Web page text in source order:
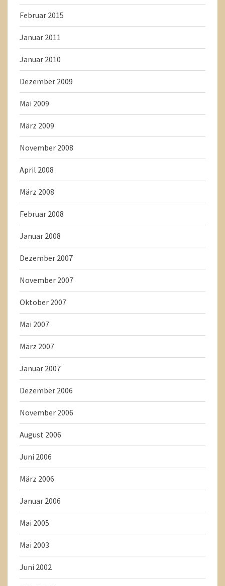
Februar 2015
Januar 2011
Januar 2010
Dezember 2009
Mai 2009
März 2009
November 2008
April 2008
März 2008
Februar 2008
Januar 2008
Dezember 2007
November 2007
Oktober 2007
Mai 2007
März 2007
Januar 2007
Dezember 2006
November 2006
August 2006
Juni 2006
März 2006
Januar 2006
Mai 2005
Mai 2003
Juni 2002